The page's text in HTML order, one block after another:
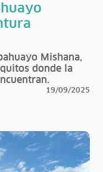
Mishana,
donde la
19/09/2025